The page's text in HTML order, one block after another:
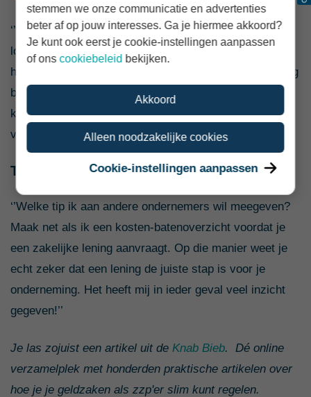
‘’Ik ben heel trots dat ik de stap heb gezet van
loondienst naar het ondernemerschap. Het geeft mij
heel veel vrijheid en ruimte om creatief te zijn. Elke dag
bepaal ik opnieuw: hoe ga ik het aanpakken? Welke
kant ga ik op met mijn bedrijf? Dat geeft mij heel veel
voldoening.’’
Tip voor andere ondernemers
‘’Welke tip ik aan andere ondernemers wil meegeven?
Maak net als ik een kosten-batenoverzicht voordat je
een zakelijke lening aanvraagt. Op die manier weet je
echt zeker dat een lening de juiste stap is voor je
onderneming. Het heeft mij in ieder geval veel inzicht
gegeven!’’
Je las zojuist een artikel uit de Knab Bieb. Dé online
verzamelplek met honderden praktische artikelen over
hoe je je geldzaken als zzp'er slim kunt regelen.
stemmen we onze communicatie en advertenties
beter af op jouw interesses. Ga je hiermee akkoord?
Je kunt ook eerst je cookie-instellingen aanpassen
of onscookiebeleid bekijken.
Akkoord
Alleen noodzakelijke cookies
Cookie-instellingen aanpassen